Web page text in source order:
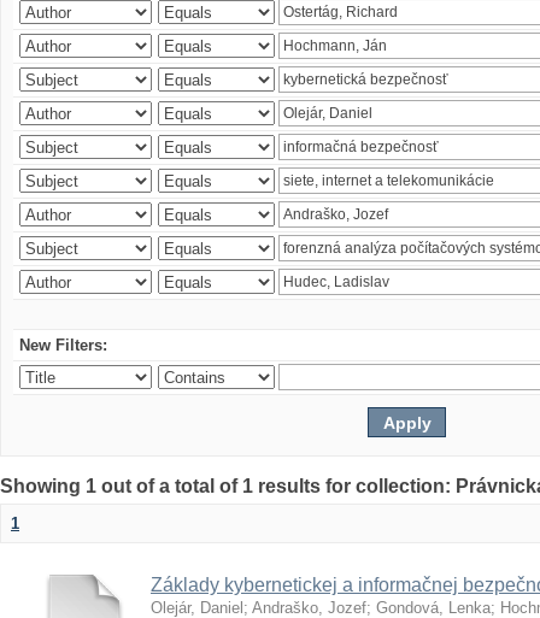
New Filters:
Showing 1 out of a total of 1 results for collection:
1
Základy kybernetickej a informačnej
Olejár, Daniel ; Andraško, Jozef; Gondová, Lenka;